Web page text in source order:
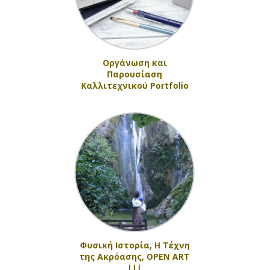
Οργάνωση και
Παρουσίαση
Καλλιτεχνικού Portfolio
Φυσική Ιστορία, Η Τέχνη
της Ακρόασης, OPEN ART